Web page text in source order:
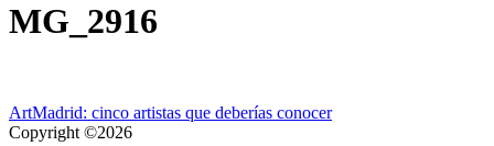
MG_2916
Navegación
ArtMadrid: cinco artistas que deberías conocer
Copyright ©2026